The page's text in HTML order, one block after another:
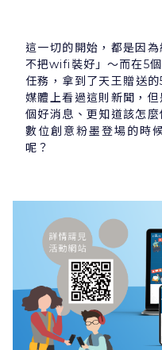
這一切的開始，都是因
不把wifi裝好」～而在5
任務，拿到了天王贈送
媒體上看過這則新聞，
個好消息、更知道該怎
數位創意粉墨登場的時
呢？